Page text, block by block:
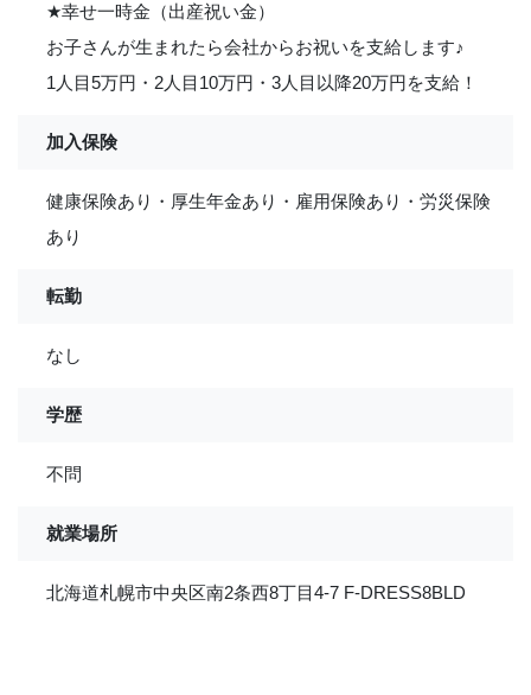
★幸せ一時金（出産祝い金）
お子さんが生まれたら会社からお祝いを支給します♪
1人目5万円・2人目10万円・3人目以降20万円を支給！
加入保険
健康保険あり・厚生年金あり・雇用保険あり・労災保険
あり
転勤
なし
学歴
不問
就業場所
北海道札幌市中央区南2条西8丁目4-7 F-DRESS8BLD